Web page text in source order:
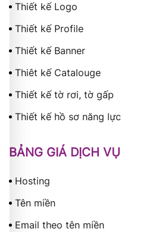
Thiết kế Logo
Thiết kế Profile
Thiết kế Banner
Thiêt kế Catalouge
Thiết kế tờ rơi, tờ gấp
Thiết kế hồ sơ năng lực
BẢNG GIÁ DỊCH VỤ
Hosting
Tên miền
Email theo tên miền